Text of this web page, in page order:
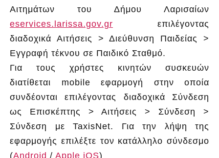
Αιτημάτων του Δήμου Λαρισαίων
eservices.larissa.gov.gr επιλέγοντας
διαδοχικά Αιτήσεις > Διεύθυνση Παιδείας >
Εγγραφή τέκνου σε Παιδικό Σταθμό.
Για τους χρήστες κινητών συσκευών
διατίθεται mobile εφαρμογή στην οποία
συνδέονται επιλέγοντας διαδοχικά Σύνδεση
ως Επισκέπτης > Αιτήσεις > Σύνδεση >
Σύνδεση με TaxisNet. Για την λήψη της
εφαρμογής επιλέξτε τον κατάλληλο σύνδεσμο
(Android / Apple iOS)